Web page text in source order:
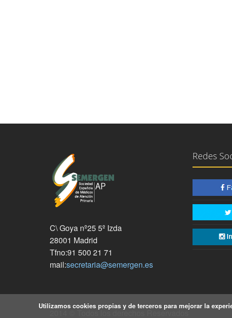
C\ Goya nº25 5º Izda
28001 Madrid
Tfno:91 500 21 71
mail:secretaria@semergen.es
Redes
2014 © Todos los derechos Reservados
Utilizamos cookies propias y de terceros para mejorar la